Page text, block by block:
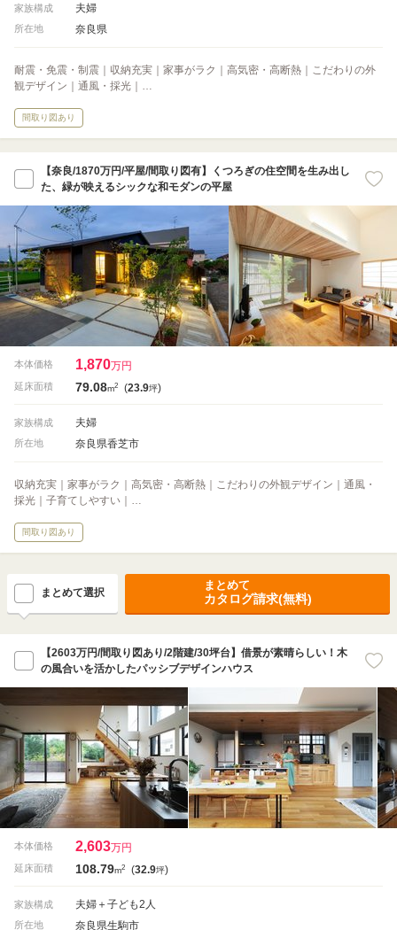
家族構成 夫婦
所在地 奈良県
耐震・免震・制震｜収納充実｜家事がラク｜高気密・高断熱｜こだわりの外
観デザイン｜通風・採光｜…
間取り図あり
【奈良/1870万円/平屋/間取り図有】くつろぎの住空間を生み出し
た、緑が映えるシックな和モダンの平屋
本体価格 1,870万円
延床面積 79.08m2 (23.9坪)
家族構成 夫婦
所在地 奈良県香芝市
収納充実｜家事がラク｜高気密・高断熱｜こだわりの外観デザイン｜通風・
採光｜子育てしやすい｜…
間取り図あり
まとめて選択
まとめて
カタログ請求(無料)
【2603万円/間取り図あり/2階建/30坪台】借景が素晴らしい！木
の風合いを活かしたパッシブデザインハウス
本体価格 2,603万円
延床面積 108.79m2 (32.9坪)
家族構成 夫婦＋子ども2人
所在地 奈良県生駒市